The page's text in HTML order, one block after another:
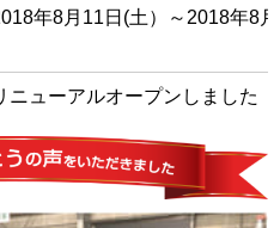
年8月11日(土）～2018年8
ニューアルオープンしました